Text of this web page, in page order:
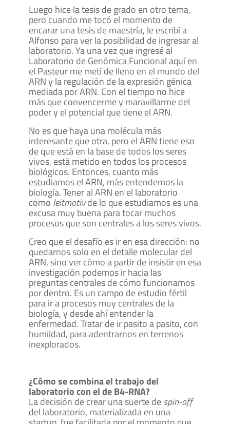
Luego hice la tesis de grado en otro tema,
pero cuando me tocó el momento de
encarar una tesis de maestría, le escribí a
Alfonso para ver la posibilidad de ingresar al
laboratorio. Ya una vez que ingresé al
Laboratorio de Genómica Funcional aquí en
el Pasteur me metí de lleno en el mundo del
ARN y la regulación de la expresión génica
mediada por ARN. Con el tiempo no hice
más que convencerme y maravillarme del
poder y el potencial que tiene el ARN.
No es que haya una molécula más
interesante que otra, pero el ARN tiene eso
de que está en la base de todos los seres
vivos, está metido en todos los procesos
biológicos. Entonces, cuanto más
estudiamos el ARN, más entendemos la
biología. Tener al ARN en el laboratorio
comoleitmotivde lo que estudiamos es una
excusa muy buena para tocar muchos
procesos que son centrales a los seres vivos.
Creo que el desafío es ir en esa dirección: no
quedarnos solo en el detalle molecular del
ARN, sino ver cómo a partir de insistir en esa
investigación podemos ir hacia las
preguntas centrales de cómo funcionamos
por dentro. Es un campo de estudio fértil
para ir a procesos muy centrales de la
biología, y desde ahí entender la
enfermedad. Tratar de ir pasito a pasito, con
humildad, para adentrarnos en terrenos
inexplorados.
¿Cómo se combina el trabajo del
laboratorio con el de B4-RNA?
La decisión de crear una suerte despin-off
del laboratorio, materializada en una